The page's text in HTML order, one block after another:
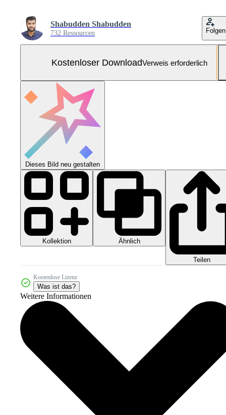
Shabudden Shabudden
732 Ressourcen Folgen
Kostenloser DownloadVerweis erforderlich
Dieses Bild neu gestalten
Kollektion Ähnlich
Teilen
Kostenlose Lizenz
Was ist das?
Weitere Informationen